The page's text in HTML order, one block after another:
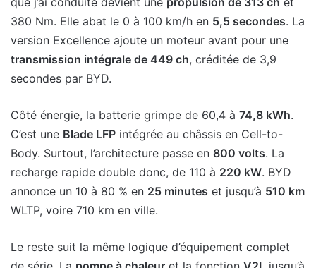
380 Nm. Elle abat le 0 à 100 km/h en 5,5 secondes. La
version Excellence ajoute un moteur avant pour une
transmission intégrale de 449 ch, créditée de 3,9
secondes par BYD.
Côté énergie, la batterie grimpe de 60,4 à 74,8 kWh.
C’est une Blade LFP intégrée au châssis en Cell-to-
Body. Surtout, l’architecture passe en 800 volts. La
recharge rapide double donc, de 110 à 220 kW. BYD
annonce un 10 à 80 % en 25 minutes et jusqu’à 510 km
WLTP, voire 710 km en ville.
Le reste suit la même logique d’équipement complet